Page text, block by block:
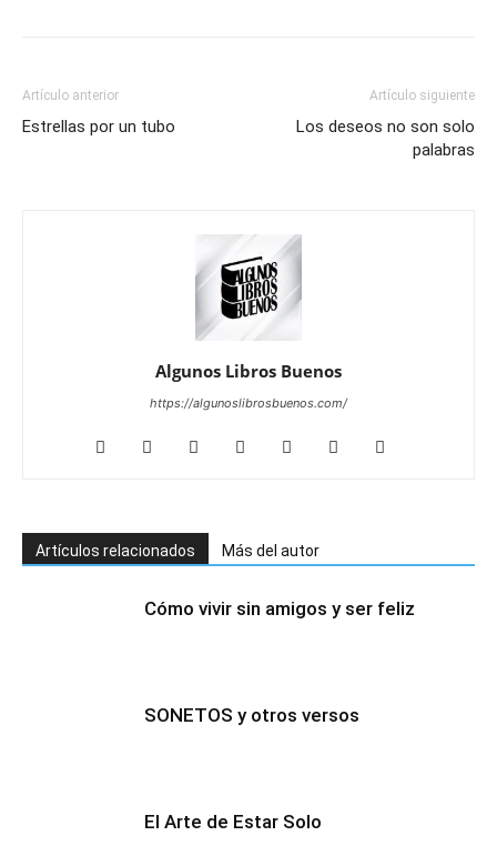
Artículo anterior
Estrellas por un tubo
Artículo siguiente
Los deseos no son solo
palabras
Algunos Libros Buenos
https://algunoslibrosbuenos.com/
Artículos relacionados Más del autor
Cómo vivir sin amigos y ser feliz
SONETOS y otros versos
El Arte de Estar Solo